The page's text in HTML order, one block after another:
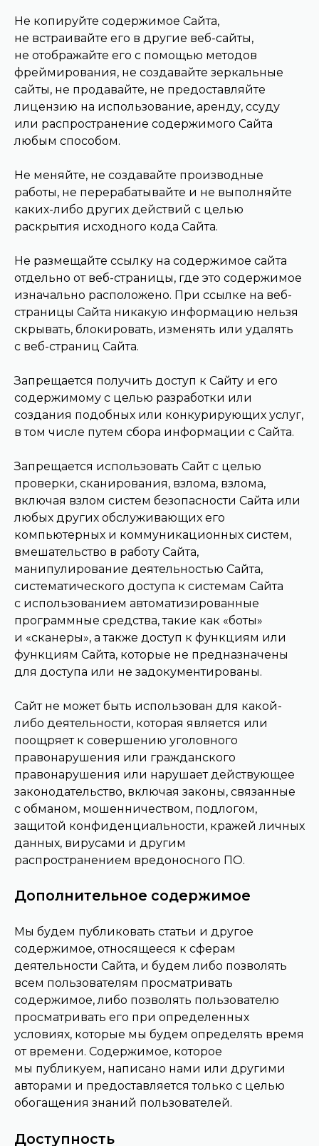
Не копируйте содержимое Сайта,
не встраивайте его в другие веб-сайты,
не отображайте его с помощью методов
фреймирования, не создавайте зеркальные
сайты, не продавайте, не предоставляйте
лицензию на использование, аренду, ссуду
или распространение содержимого Сайта
любым способом.
Не меняйте, не создавайте производные
работы, не перерабатывайте и не выполняйте
каких-либо других действий с целью
раскрытия исходного кода Сайта.
Не размещайте ссылку на содержимое сайта
отдельно от веб-страницы, где это содержимое
изначально расположено. При ссылке на веб-
страницы Сайта никакую информацию нельзя
скрывать, блокировать, изменять или удалять
с веб-страниц Сайта.
Запрещается получить доступ к Сайту и его
содержимому с целью разработки или
создания подобных или конкурирующих услуг,
в том числе путем сбора информации с Сайта.
Запрещается использовать Сайт с целью
проверки, сканирования, взлома, взлома,
включая взлом систем безопасности Сайта или
любых других обслуживающих его
компьютерных и коммуникационных систем,
вмешательство в работу Сайта,
манипулирование деятельностью Сайта,
систематического доступа к системам Сайта
с использованием автоматизированные
программные средства, такие как «боты»
и «сканеры», а также доступ к функциям или
функциям Сайта, которые не предназначены
для доступа или не задокументированы.
Сайт не может быть использован для какой-
либо деятельности, которая является или
поощряет к совершению уголовного
правонарушения или гражданского
правонарушения или нарушает действующее
законодательство, включая законы, связанные
с обманом, мошенничеством, подлогом,
защитой конфиденциальности, кражей личных
данных, вирусами и другим
распространением вредоносного ПО.
Дополнительное содержимое
Мы будем публиковать статьи и другое
содержимое, относящееся к сферам
деятельности Сайта, и будем либо позволять
всем пользователям просматривать
содержимое, либо позволять пользователю
просматривать его при определенных
условиях, которые мы будем определять время
от времени. Содержимое, которое
мы публикуем, написано нами или другими
авторами и предоставляется только с целью
обогащения знаний пользователей.
Доступность